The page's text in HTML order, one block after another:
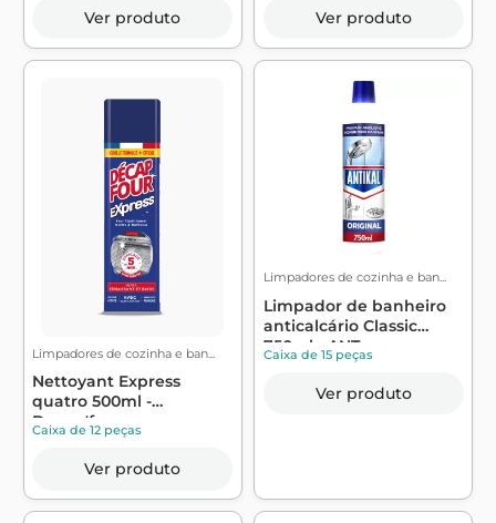
Ver produto Ver produto
Limpadores de cozinha e ban...
Nettoyant Express
quatro 500ml -
Decap'four
Caixa de 12 peças
Ver produto
Limpadores de cozinha e ban...
Limpador de banheiro
anticalcário Classic
750ml - ANT...
Caixa de 15 peças
Ver produto